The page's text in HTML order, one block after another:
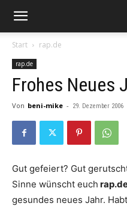
Start rap.de
rap.de
Frohes Neues
Von beni-mike - 29. Dezember 2006
Gut gefeiert? Gut
Sinne wünscht euch
gesundes neues Jahr.